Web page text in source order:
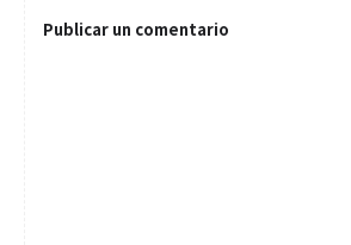
Publicar un comentario